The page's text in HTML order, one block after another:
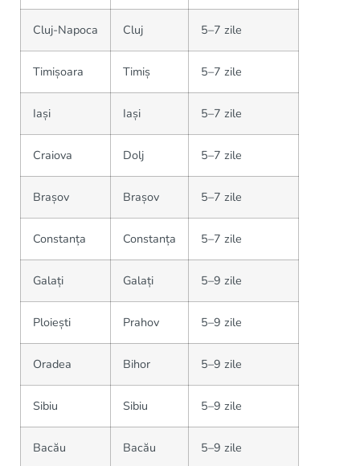
Cluj-Napoca Cluj 5–7 zile
Timișoara Timiș 5–7 zile
Iași Iași 5–7 zile
Craiova Dolj 5–7 zile
Brașov Brașov 5–7 zile
Constanța Constanța 5–7 zile
Galați Galați 5–9 zile
Ploiești Prahov 5–9 zile
Oradea Bihor 5–9 zile
Sibiu Sibiu 5–9 zile
Bacău Bacău 5–9 zile